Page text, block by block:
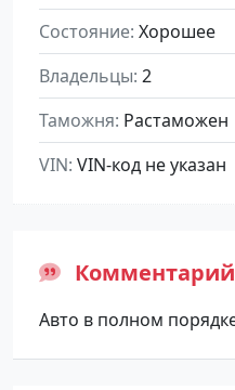
Состояние Хорошее
Владельцы 2
Таможня Растаможен
VIN VIN-код не указан
Авто в полном